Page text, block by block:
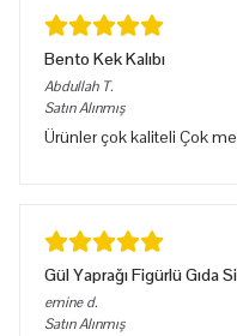
Bento Kek Kalıbı
Abdullah T.
Satın Alınmış
Ürünler çok kaliteli Çok
Gül Yaprağı Figürlü Gıda
emine d.
Satın Alınmış